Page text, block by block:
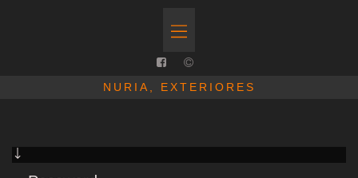
NURIA, EXTERIORES